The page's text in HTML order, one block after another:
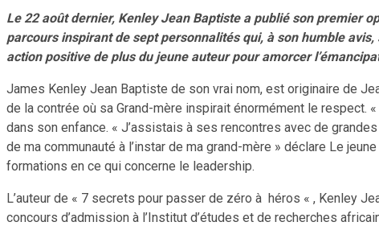
Le 22 août dernier, Kenley Jean Baptiste a publié son premier
parcours inspirant de sept personnalités qui, à son humble
action positive de plus du jeune auteur pour amorcer
James Kenley Jean Baptiste de son vrai nom, est originaire de
de la contrée où sa Grand-mère inspirait énormément le respect.
dans son enfance. « J’assistais à ses rencontres avec de
de ma communauté à l’instar de ma grand-mère » déclare Le
formations en ce qui concerne le leadership.
L’auteur de « 7 secrets pour passer de zéro à héros « , Kenley
concours d’admission à l’Institut d’études et de recherches